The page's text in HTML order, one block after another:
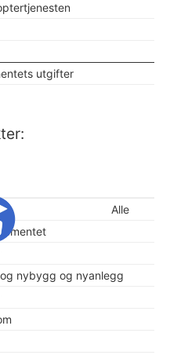
utgifter
Alle
nybygg og nyanlegg